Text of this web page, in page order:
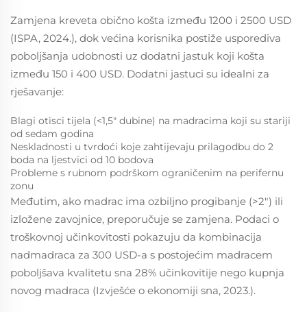
Zamjena kreveta obično košta između 1200 i 2500 USD
(ISPA, 2024.), dok većina korisnika postiže usporediva
poboljšanja udobnosti uz dodatni jastuk koji košta
između 150 i 400 USD. Dodatni jastuci su idealni za
rješavanje:
Blagi otisci tijela (<1,5" dubine) na madracima koji su stariji
od sedam godina
Neskladnosti u tvrdoći koje zahtijevaju prilagodbu do 2
boda na ljestvici od 10 bodova
Probleme s rubnom podrškom ograničenim na perifernu
zonu
Međutim, ako madrac ima ozbiljno progibanje (>2") ili
izložene zavojnice, preporučuje se zamjena. Podaci o
troškovnoj učinkovitosti pokazuju da kombinacija
nadmadraca za 300 USD-a s postojećim madracem
poboljšava kvalitetu sna 28% učinkovitije nego kupnja
novog madraca (Izvješće o ekonomiji sna, 2023.).